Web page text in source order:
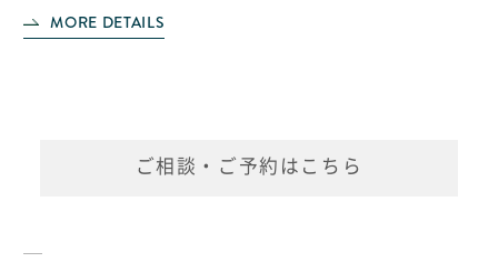
MORE DETAILS
ご相談・ご予約はこちら